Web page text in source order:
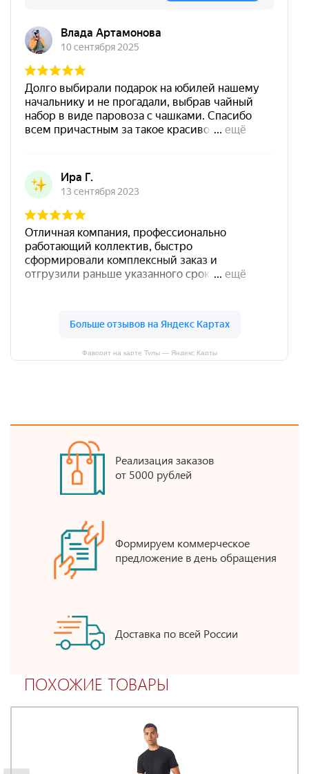
Фаворит на карте Тулы — Яндекс Карты
Реализация заказов
от 5000 рублей
Формируем коммерческое
предложение в день обращения
Доставка по всей России
ПОХОЖИЕ ТОВАРЫ